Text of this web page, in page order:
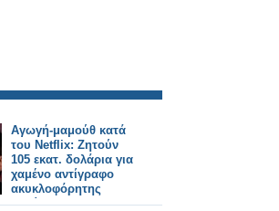
Αγωγή-μαμούθ κατά
του Netflix: Ζητούν
105 εκατ. δολάρια για
χαμένο αντίγραφο
ακυκλοφόρητης
ταινίας